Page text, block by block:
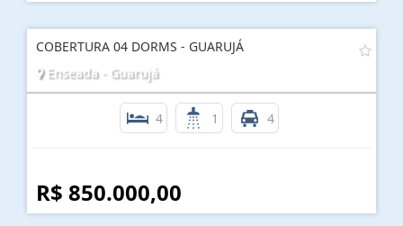
COBERTURA 04 DORMS - GUARUJÁ
Enseada - Guarujá
4 1 4
R$ 850.000,00